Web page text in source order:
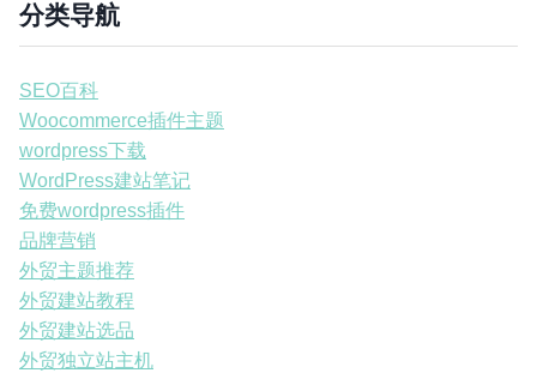
分类导航
SEO百科
Woocommerce插件主题
wordpress下载
WordPress建站笔记
免费wordpress插件
品牌营销
外贸主题推荐
外贸建站教程
外贸建站选品
外贸独立站主机